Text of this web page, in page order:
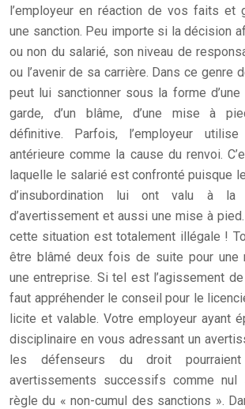
l’employeur en réaction de vos faits et
une sanction. Peu importe si la décision
ou non du salarié, son niveau de
ou l’avenir de sa carrière. Dans ce genre
peut lui sanctionner sous la forme
garde, d’un blâme, d’une mise à
définitive. Parfois, l’employeur
antérieure comme la cause du renvoi.
laquelle le salarié est confronté puisque
d’insubordination lui ont valu à
d’avertissement et aussi une mise à
cette situation est totalement illégale !
être blâmé deux fois de suite pour une
une entreprise. Si tel est l’agissement
faut appréhender le conseil pour le
licite et valable. Votre employeur ayant
disciplinaire en vous adressant un
les défenseurs du droit
avertissements successifs comme nul
règle du « non-cumul des sanctions ».